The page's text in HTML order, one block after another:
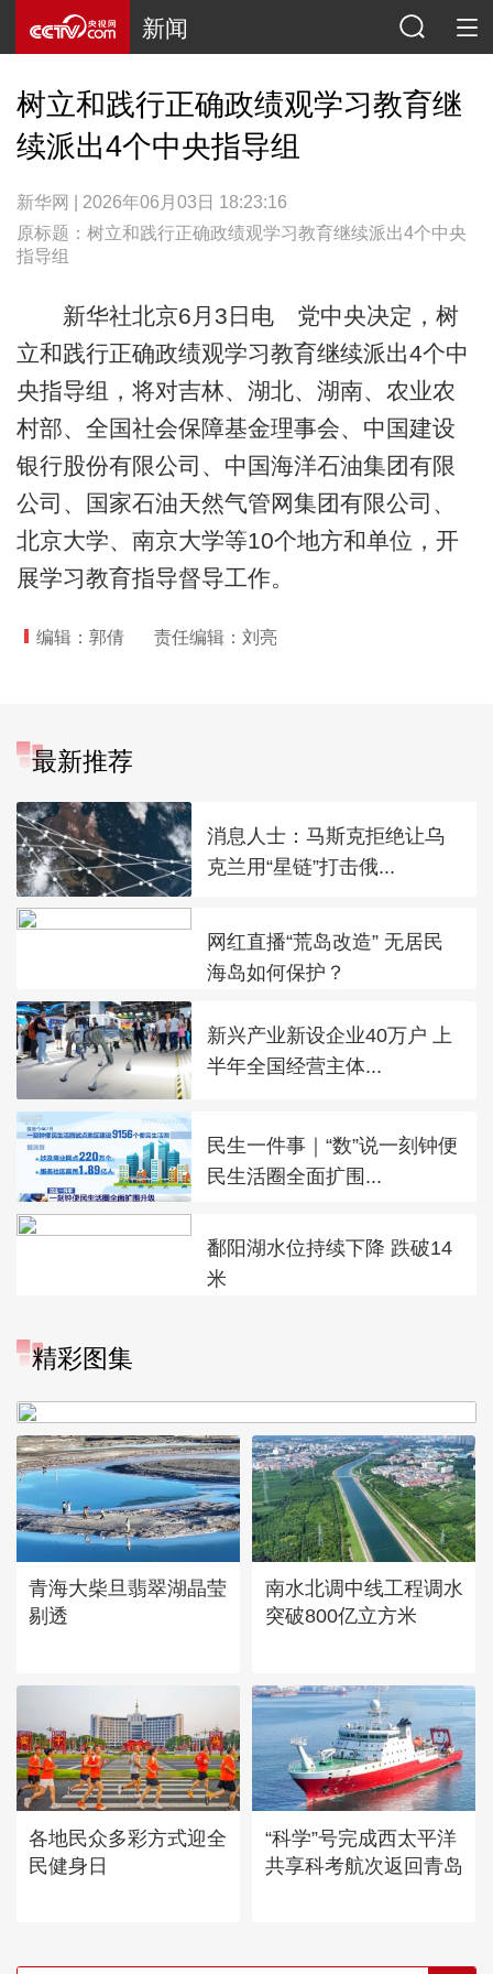
新闻
树立和践行正确政绩观学习教育继
续派出4个中央指导组
新华网 | 2026年06月03日 18:23:16
原标题：树立和践行正确政绩观学习教育继续派出4个中央
指导组
新华社北京6月3日电 党中央决定，树
立和践行正确政绩观学习教育继续派出4个中
央指导组，将对吉林、湖北、湖南、农业农
村部、全国社会保障基金理事会、中国建设
银行股份有限公司、中国海洋石油集团有限
公司、国家石油天然气管网集团有限公司、
北京大学、南京大学等10个地方和单位，开
展学习教育指导督导工作。
编辑：郭倩 责任编辑：刘亮
最新推荐
消息人士：马斯克拒绝让乌
克兰用“星链”打击俄...
网红直播“荒岛改造” 无居民
海岛如何保护？
新兴产业新设企业40万户 上
半年全国经营主体...
民生一件事｜“数”说一刻钟便
民生活圈全面扩围...
鄱阳湖水位持续下降 跌破14
米
精彩图集
“大地指纹”奏响夏夜文旅乐
青海大柴旦翡翠湖晶莹
剔透
南水北调中线工程调水
突破800亿立方米
各地民众多彩方式迎全
民健身日
“科学”号完成西太平洋
共享科考航次返回青岛